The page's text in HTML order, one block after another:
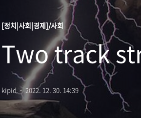
[정치|사회|경제]/사회
Two track
kipid 2022. 12. 30. 14:39